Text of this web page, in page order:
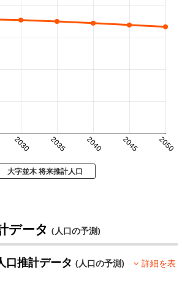
2030 2035 2040 2045 2050
大字並木 将来推計人口
データ (人口の予測)
口推計データ(人口の予測)
詳細を表